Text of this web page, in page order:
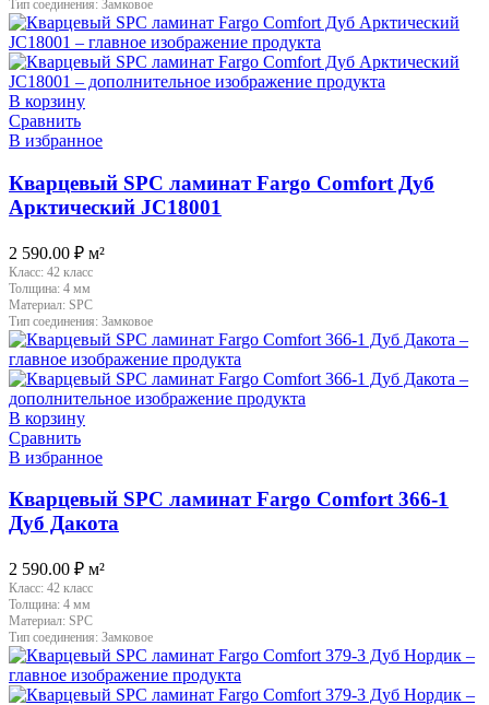
Тип соединения: Замковое
В корзину
Сравнить
В избранное
Кварцевый SPC ламинат Fargo Comfort Дуб
Арктический JC18001
2 590.00 ₽ м²
Класс: 42 класс
Толщина: 4 мм
Материал: SPC
Тип соединения: Замковое
В корзину
Сравнить
В избранное
Кварцевый SPC ламинат Fargo Comfort 366-1
Дуб Дакота
2 590.00 ₽ м²
Класс: 42 класс
Толщина: 4 мм
Материал: SPC
Тип соединения: Замковое